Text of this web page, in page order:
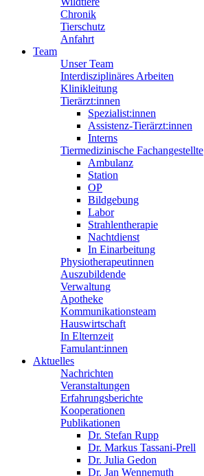
Chronik
Tierschutz
Anfahrt
Team
Unser Team
Interdisziplinäres Arbeiten
Klinikleitung
Tierärzt:innen
Spezialist:innen
Assistenz-Tierärzt:innen
Interns
Tiermedizinische Fachangestellte
Ambulanz
Station
OP
Bildgebung
Labor
Strahlentherapie
Nachtdienst
In Einarbeitung
Physiotherapeutinnen
Auszubildende
Verwaltung
Apotheke
Kommunikationsteam
Hauswirtschaft
In Elternzeit
Famulant:innen
Aktuelles
Nachrichten
Veranstaltungen
Erfahrungsberichte
Kooperationen
Publikationen
Dr. Stefan Rupp
Dr. Markus Tassani-Prell
Dr. Julia Gedon
Dr. Jan Wennemuth